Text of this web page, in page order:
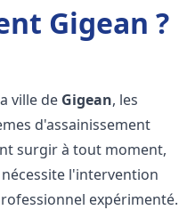
Gigean ?
ville de Gigean, les
d'assainissement
surgir à tout moment,
l'intervention
expérimenté.